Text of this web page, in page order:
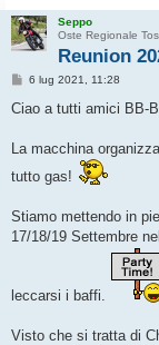
Seppo
Oste Regionale
Reunion
M
s
g
i
o
6 lug 2021, 11:28
Ciao a tutti amici BB-
La macchina
tutto gas!
Stiamo mettendo in
17/18/19 Settembre
leccarsi i baffi.
Visto che si tratta di